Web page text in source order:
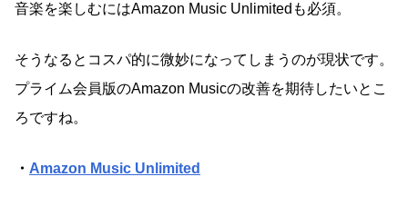
音楽を楽しむにはAmazon Music Unlimitedも必須。
そうなるとコスパ的に微妙になってしまうのが現状です。
プライム会員版のAmazon Musicの改善を期待したいとこ
ろですね。
・ Amazon Music Unlimited